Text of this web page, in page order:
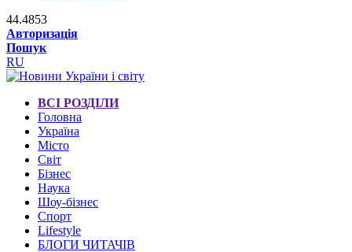
44.4853
Авторизація
Пошук
RU
ВСІ РОЗДІЛИ
Головна
Україна
Місто
Світ
Бізнес
Наука
Шоу-бізнес
Спорт
Lifestyle
БЛОГИ ЧИТАЧІВ